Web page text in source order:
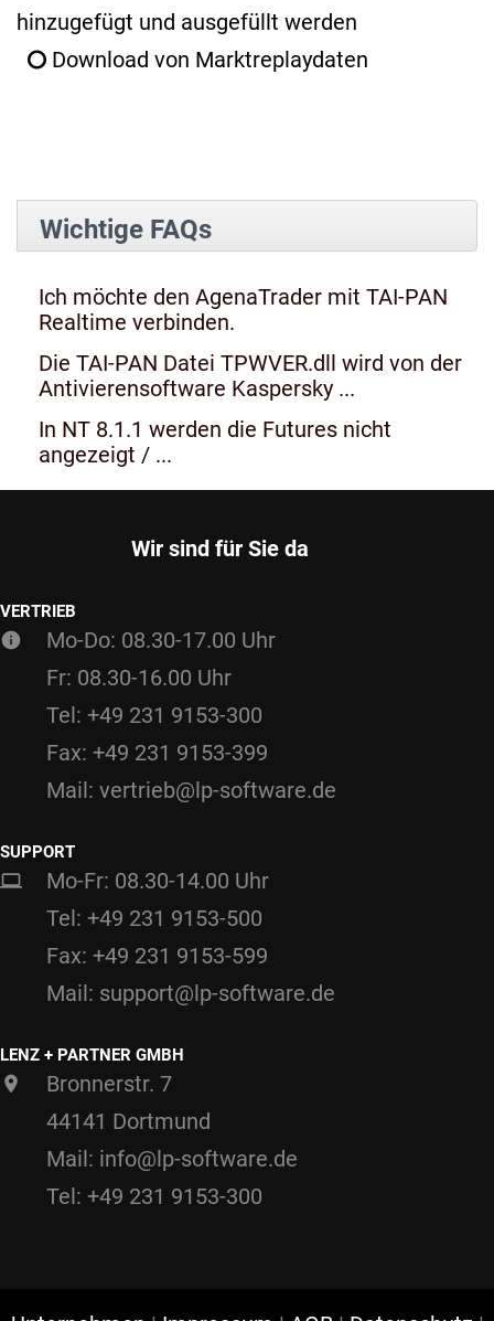
hinzugefügt und ausgefüllt werden
Download von Marktreplaydaten
Wichtige FAQs
Ich möchte den AgenaTrader mit TAI-PAN
Realtime verbinden.
Die TAI-PAN Datei TPWVER.dll wird von der
Antivierensoftware Kaspersky ...
In NT 8.1.1 werden die Futures nicht
angezeigt / ...
Wir sind für Sie da
VERTRIEB
Mo-Do: 08.30-17.00 Uhr
Fr: 08.30-16.00 Uhr
Tel: +49 231 9153-300
Fax: +49 231 9153-399
Mail: vertrieb@lp-software.de
SUPPORT
Mo-Fr: 08.30-14.00 Uhr
Tel: +49 231 9153-500
Fax: +49 231 9153-599
Mail: support@lp-software.de
LENZ + PARTNER GMBH
Bronnerstr. 7
44141 Dortmund
Mail: info@lp-software.de
Tel: +49 231 9153-300